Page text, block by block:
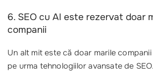
6. SEO cu AI este rezervat doar
companii
Un alt mit este că doar marile
pe urma tehnologiilor avansate de